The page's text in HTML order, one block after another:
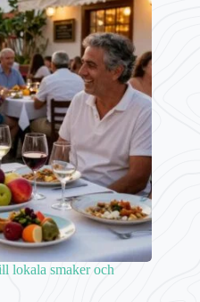
lokala smaker och